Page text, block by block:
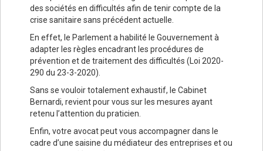
des sociétés en difficultés afin de tenir compte de la
crise sanitaire sans précédent actuelle.
En effet, le Parlement a habilité le Gouvernement à
adapter les règles encadrant les procédures de
prévention et de traitement des difficultés (Loi 2020-
290 du 23-3-2020).
Sans se vouloir totalement exhaustif, le Cabinet
Bernardi, revient pour vous sur les mesures ayant
retenu l’attention du praticien.
Enfin, votre avocat peut vous accompagner dans le
cadre d’une saisine du médiateur des entreprises et ou